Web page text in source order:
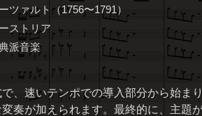
ツァルト（1756〜1791）
ストリア
派音楽
、速いテンポでの導入部分から始ま
奏が加えられます。最終的に、主題